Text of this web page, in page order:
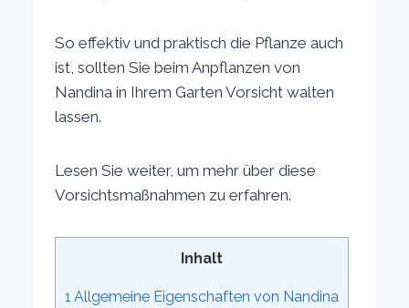
So effektiv und praktisch die Pflanze auch
ist, sollten Sie beim Anpflanzen von
Nandina in Ihrem Garten Vorsicht walten
lassen.
Lesen Sie weiter, um mehr über diese
Vorsichtsmaßnahmen zu erfahren.
Inhalt
1 Allgemeine Eigenschaften von Nandina